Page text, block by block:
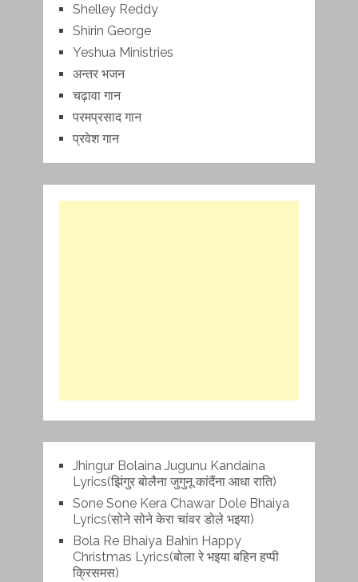
Shelley Reddy
Shirin George
Yeshua Ministries
अन्तर भजन
चढ़ावा गान
परमप्रसाद गान
प्रवेश गान
Jhingur Bolaina Jugunu Kandaina
Lyrics(झिंगुर बोलैना जुगुनू कांदैंना आधा राति)
Sone Sone Kera Chawar Dole Bhaiya
Lyrics(सोने सोने केरा चांवर डोले भइया)
Bola Re Bh‌aiya Bahin Happy
Christmas Lyrics(बोला रे भ‌इया बहिन हप्पी
क्रिसमस)